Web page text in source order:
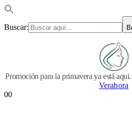
Buscar:
Promoción para la primavera ya está
Verahora
00